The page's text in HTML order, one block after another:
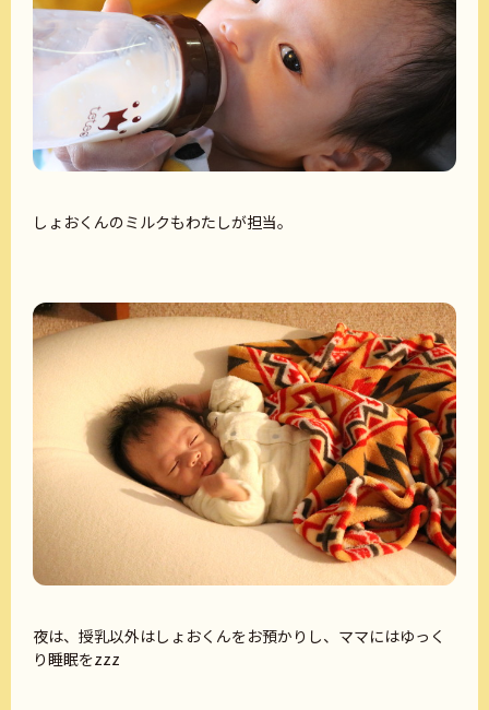
しょおくんのミルクもわたしが担当。
夜は、授乳以外はしょおくんをお預かりし、ママにはゆっく
り睡眠をzzz